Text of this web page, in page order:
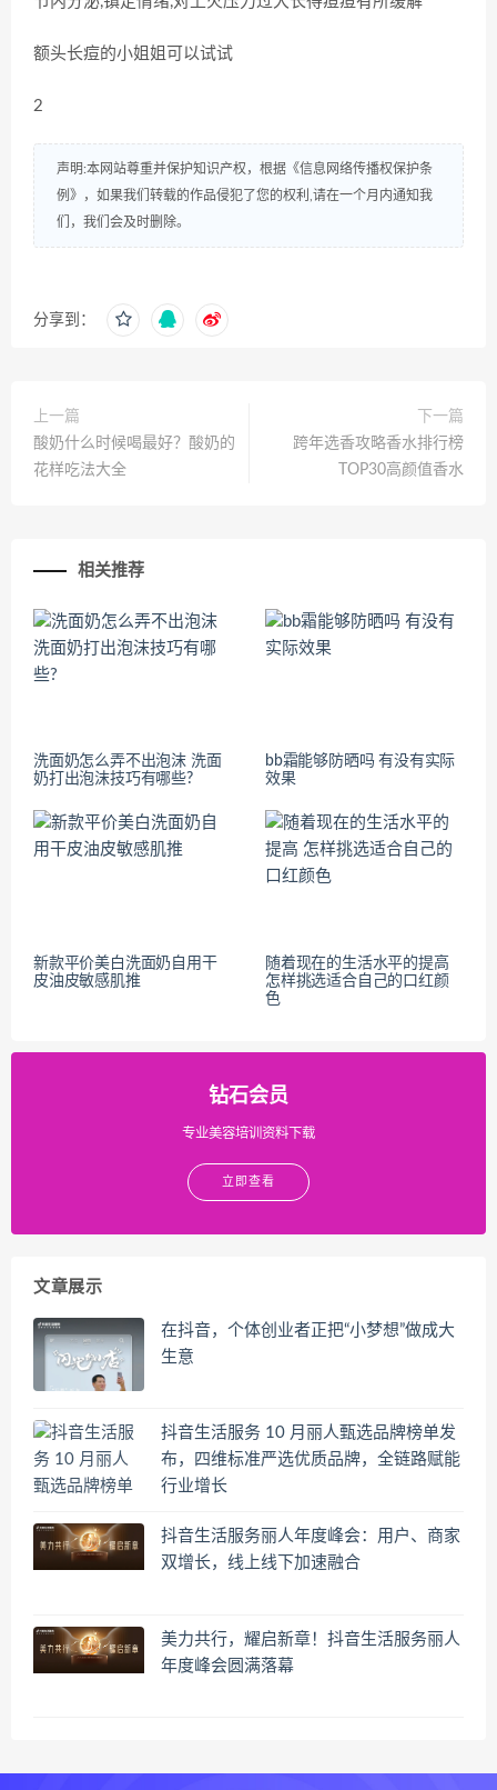
额头长痘的小姐姐可以试试
2
声明:本网站尊重并保护知识产权，根据《信息网络传播权保护条
例》，如果我们转载的作品侵犯了您的权利,请在一个月内通知我
们，我们会及时删除。
分享到：
上一篇
酸奶什么时候喝最好？酸奶的
花样吃法大全
下一篇
跨年选香攻略香水排行榜
TOP30高颜值香水
相关推荐
洗面奶怎么弄不出泡沫 洗面
奶打出泡沫技巧有哪些?
bb霜能够防晒吗 有没有实际
效果
新款平价美白洗面奶自用干
皮油皮敏感肌推
随着现在的生活水平的提高
怎样挑选适合自己的口红颜
色
钻石会员
专业美容培训资料下载
立即查看
文章展示
在抖音，个体创业者正把“小梦想”做成大
生意
抖音生活服务 10 月丽人甄选品牌榜单发
布，四维标准严选优质品牌，全链路赋能
行业增长
抖音生活服务丽人年度峰会：用户、商家
双增长，线上线下加速融合
美力共行，耀启新章！抖音生活服务丽人
年度峰会圆满落幕